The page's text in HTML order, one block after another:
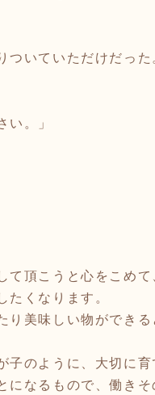
ついていただけだった
い。」
頂こうと心をこめ
たくなります。
美味しい物ができる
子のように、大切に
なるもので、働き